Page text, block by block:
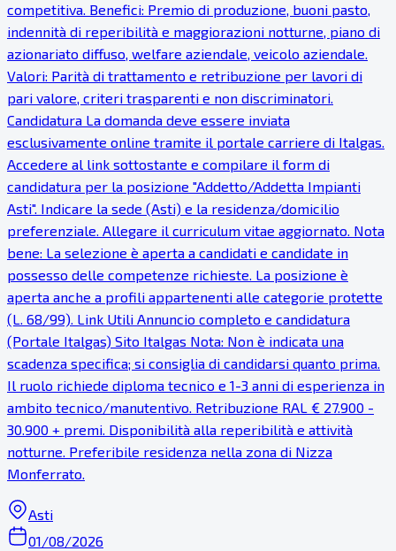
competitiva. Benefici: Premio di produzione, buoni pasto,
indennità di reperibilità e maggiorazioni notturne, piano di
azionariato diffuso, welfare aziendale, veicolo aziendale.
Valori: Parità di trattamento e retribuzione per lavori di
pari valore, criteri trasparenti e non discriminatori.
Candidatura La domanda deve essere inviata
esclusivamente online tramite il portale carriere di Italgas.
Accedere al link sottostante e compilare il form di
candidatura per la posizione "Addetto/Addetta Impianti
Asti". Indicare la sede (Asti) e la residenza/domicilio
preferenziale. Allegare il curriculum vitae aggiornato. Nota
bene: La selezione è aperta a candidati e candidate in
possesso delle competenze richieste. La posizione è
aperta anche a profili appartenenti alle categorie protette
(L. 68/99). Link Utili Annuncio completo e candidatura
(Portale Italgas) Sito Italgas Nota: Non è indicata una
scadenza specifica; si consiglia di candidarsi quanto prima.
Il ruolo richiede diploma tecnico e 1-3 anni di esperienza in
ambito tecnico/manutentivo. Retribuzione RAL € 27.900 -
30.900 + premi. Disponibilità alla reperibilità e attività
notturne. Preferibile residenza nella zona di Nizza
Monferrato.
Asti
01/08/2026